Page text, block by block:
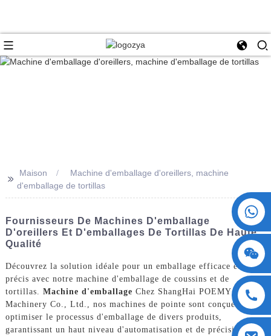
>>
Maison
Machine d'emballage d'oreillers, machine
d'emballage de tortillas
Fournisseurs De Machines D'emballage
D'oreillers Et D'emballages De Tortillas De Haute
Qualité
Découvrez la solution idéale pour un emballage efficace et
précis avec notre machine d'emballage de coussins et de
tortillas. Machine d'emballage Chez ShangHai POEMY
Machinery Co., Ltd., nos machines de pointe sont conçues pour
optimiser le processus d'emballage de divers produits,
garantissant un haut niveau d'automatisation et de précision.